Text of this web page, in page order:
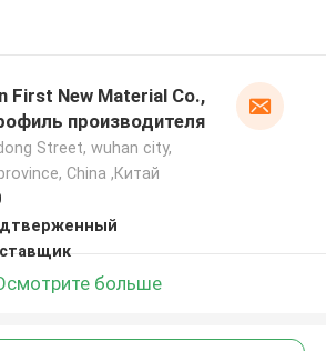
First New Material Co.,
производителя
Street, wuhan city,
China ,Китай
больше